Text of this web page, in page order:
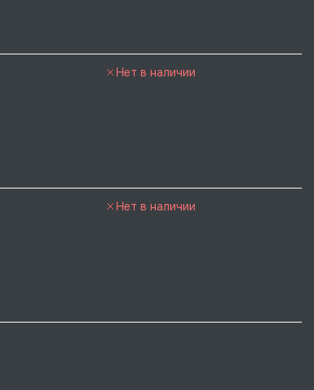
Нет в наличии
Нет в наличии